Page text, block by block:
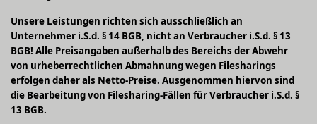
Unsere Leistungen richten sich ausschließlich an
Unternehmer i.S.d. § 14 BGB, nicht an Verbraucher i.S.d. § 13
BGB! Alle Preisangaben außerhalb des Bereichs der Abwehr
von urheberrechtlichen Abmahnung wegen Filesharings
erfolgen daher als Netto-Preise. Ausgenommen hiervon sind
die Bearbeitung von Filesharing-Fällen für Verbraucher i.S.d. §
13 BGB.